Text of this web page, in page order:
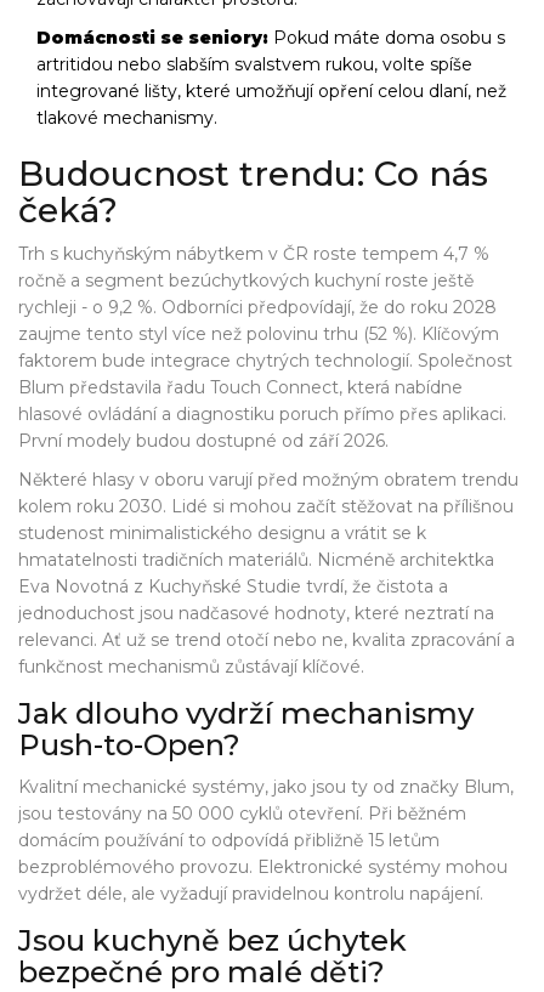
Domácnosti se seniory: Pokud máte doma osobu s
artritidou nebo slabším svalstvem rukou, volte spíše
integrované lišty, které umožňují opření celou dlaní, než
tlakové mechanismy.
Budoucnost trendu: Co nás
čeká?
Trh s kuchyňským nábytkem v ČR roste tempem 4,7 %
ročně a segment bezúchytkových kuchyní roste ještě
rychleji - o 9,2 %. Odborníci předpovídají, že do roku 2028
zaujme tento styl více než polovinu trhu (52 %). Klíčovým
faktorem bude integrace chytrých technologií. Společnost
Blum představila řadu Touch Connect, která nabídne
hlasové ovládání a diagnostiku poruch přímo přes aplikaci.
První modely budou dostupné od září 2026.
Některé hlasy v oboru varují před možným obratem trendu
kolem roku 2030. Lidé si mohou začít stěžovat na přílišnou
studenost minimalistického designu a vrátit se k
hmatatelnosti tradičních materiálů. Nicméně architektka
Eva Novotná z Kuchyňské Studie tvrdí, že čistota a
jednoduchost jsou nadčasové hodnoty, které neztratí na
relevanci. Ať už se trend otočí nebo ne, kvalita zpracování a
funkčnost mechanismů zůstávají klíčové.
Jak dlouho vydrží mechanismy
Push-to-Open?
Kvalitní mechanické systémy, jako jsou ty od značky Blum,
jsou testovány na 50 000 cyklů otevření. Při běžném
domácím používání to odpovídá přibližně 15 letům
bezproblémového provozu. Elektronické systémy mohou
vydržet déle, ale vyžadují pravidelnou kontrolu napájení.
Jsou kuchyně bez úchytek
bezpečné pro malé děti?